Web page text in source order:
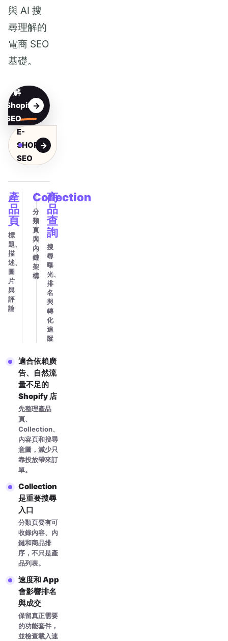
與 AI 搜
尋理解的
電商 SEO
基礎。
了解
Shopify
SEO
E-
SHOP
SEO
產
品
頁
標
題、
描
述、
圖
片
與
評
論
Collection
分
類
頁
與
內
鏈
架
構
商
品
查
詢
搜
尋
曝
光、
排
名
與
轉
化
追
蹤
適合依賴廣
告、自然流
量不足的
Shopify 店
先整理產品
頁、
Collection、
內容頁和搜尋
意圖，減少只
靠投放帶來訂
單。
Collection
是重要搜尋
入口
分類頁要有可
收錄內容、內
鏈和商品排
序，不只是產
品列表。
速度和 App
會影響排名
與成交
保留真正需要
的功能套件，
並檢查載入速